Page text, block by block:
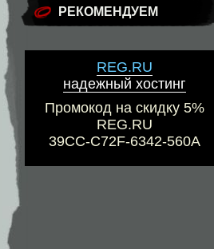
РЕКОМЕНДУЕМ
REG.RU
надежный хостинг
Промокод на скидку 5%
REG.RU
39CC-C72F-6342-560A